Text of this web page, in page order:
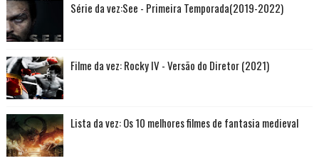
Série da vez:See - Primeira Temporada(2019-2022)
Filme da vez: Rocky IV - Versão do Diretor (2021)
Lista da vez: Os 10 melhores filmes de fantasia medieval